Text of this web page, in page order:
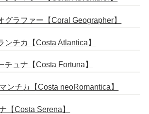
グラファー【Coral Geographer】
ンチカ【Costa Atlantica】
チュナ【Costa Fortuna】
ンチカ【Costa neoRomantica】
【Costa Serena】